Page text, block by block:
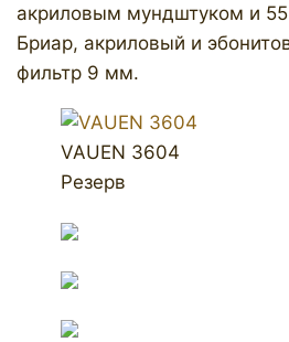
акриловым мундштуком и
Бриар, акриловый и
фильтр 9 мм.
VAUEN 3604
Резерв